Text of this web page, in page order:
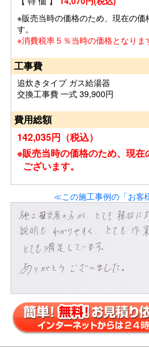
※販売当時の価格のため、現在の価
す。
※消費税率５％当時の価格となりま
工事費
追炊きタイプ ガス給湯器
交換工事費 一式 39,900円
費用総額
142,035円（税込）
※販売当時の価格のため、現
ございます。
≪この施工事例の「お客